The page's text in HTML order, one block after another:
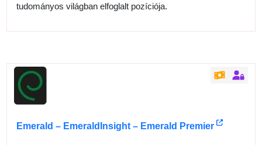
tudományos világban elfoglalt pozíciója.
Emerald – EmeraldInsight – Emerald Premier